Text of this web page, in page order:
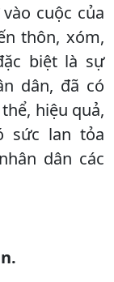
cuộc của
thôn, xóm,
biệt là sự
dân, đã có
hiệu quả,
sức lan tỏa
dân các